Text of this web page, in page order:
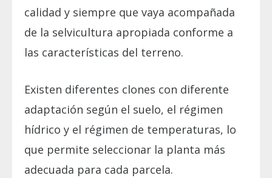
calidad y siempre que vaya acompañada
de la selvicultura apropiada conforme a
las características del terreno.
Existen diferentes clones con diferente
adaptación según el suelo, el régimen
hídrico y el régimen de temperaturas, lo
que permite seleccionar la planta más
adecuada para cada parcela.